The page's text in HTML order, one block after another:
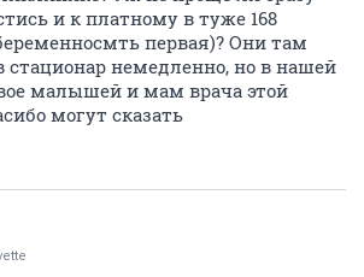
и к платному в туже 168
первая)? Они там
стационар немедленно, но в нашей
малышей и мам врача этой
могут сказать